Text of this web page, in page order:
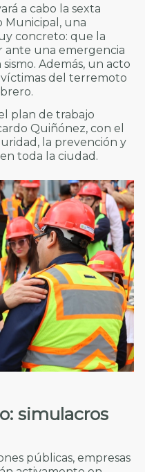
a cabo la sexta
Municipal, una
concreto: que la
ante una emergencia
Además, un acto
del terremoto
plan de trabajo
Quiñónez, con el
la prevención y
toda la ciudad.
simulacros
públicas, empresas